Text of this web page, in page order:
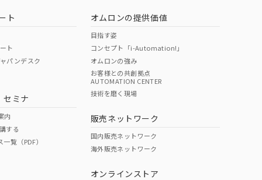
O O
ページへ
ください
ト
ト
パンデスク
セミナ
内
する
覧（PDF）
オムロンの提供価値
目指す姿
コンセプト「i-Automation!」
オムロンの強み
お客様との共創拠点
AUTOMATION CENTER
技術を磨く現場
販売ネットワーク
国内販売ネットワーク
海外販売ネットワーク
オンラインストア